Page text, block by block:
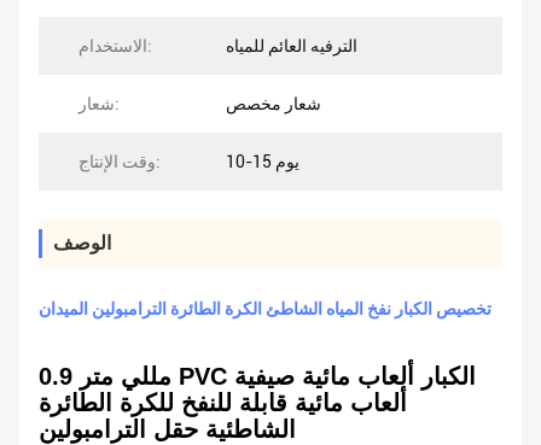
الاستخدام: الترفيه العائم للمياه
شعار: شعار مخصص
وقت الإنتاج: 10-15 يوم
الوصف
تخصيص الكبار نفخ المياه الشاطئ الكرة الطائرة الترامبولين الميدان
0.9 مللي متر PVC الكبار ألعاب مائية صيفية
ألعاب مائية قابلة للنفخ للكرة الطائرة
الشاطئية حقل الترامبولين